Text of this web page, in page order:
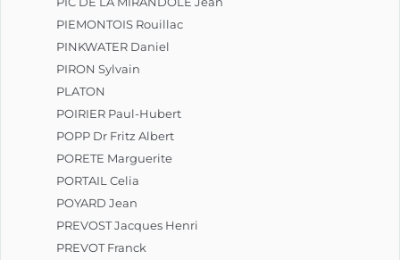
PIEMONTOIS Rouillac
PINKWATER Daniel
PIRON Sylvain
PLATON
POIRIER Paul-Hubert
POPP Dr Fritz Albert
PORETE Marguerite
PORTAIL Celia
POYARD Jean
PREVOST Jacques Henri
PREVOT Franck